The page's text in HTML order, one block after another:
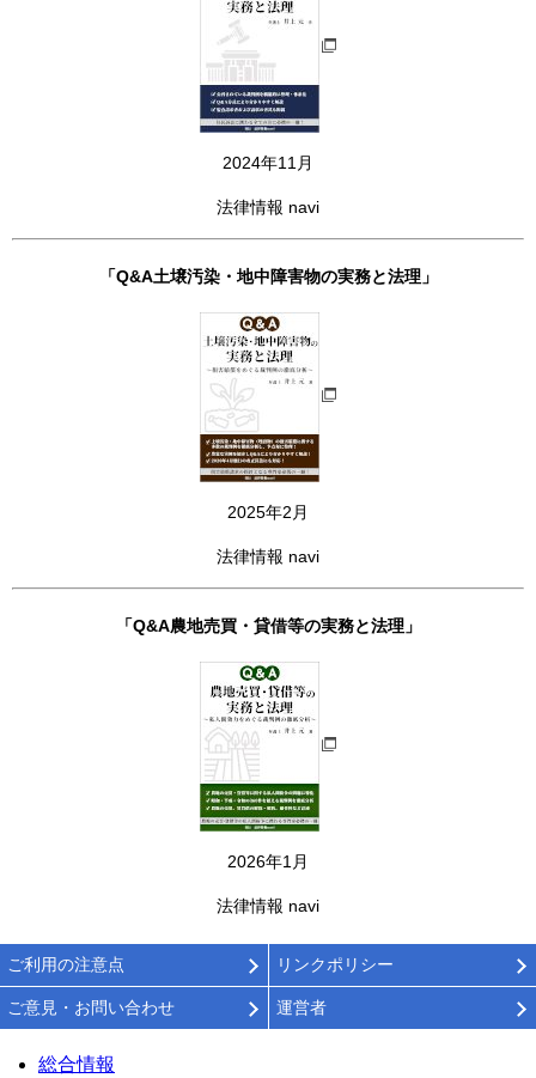
2024年11月
法律情報 navi
「Q&A土壌汚染・地中障害物の実務と法理」
2025年2月
法律情報 navi
「Q&A農地売買・貸借等の実務と法理」
2026年1月
法律情報 navi
ご利用の注意点 リンクポリシー
ご意見・お問い合わせ 運営者
総合情報